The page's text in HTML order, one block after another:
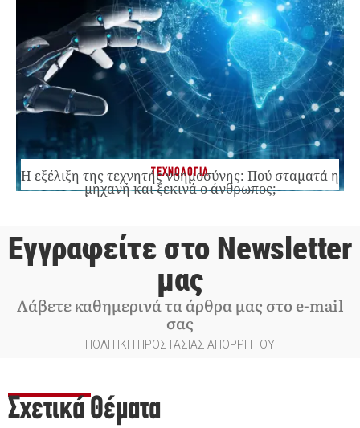
ΤΕΧΝΟΛΟΓΙΑ
Η εξέλιξη της τεχνητής νοημοσύνης: Πού σταματά η
μηχανή και ξεκινά ο άνθρωπος;
Εγγραφείτε στο Newsletter
μας
Λάβετε καθημερινά τα άρθρα μας στο e-mail
σας
ΠΟΛΙΤΙΚΗ ΠΡΟΣΤΑΣΙΑΣ ΑΠΟΡΡΗΤΟΥ
Σχετικά Θέματα